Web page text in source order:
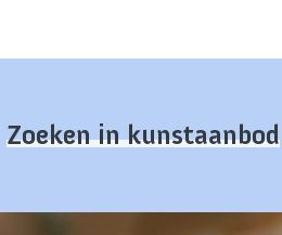
Zoeken in kunstaanbod